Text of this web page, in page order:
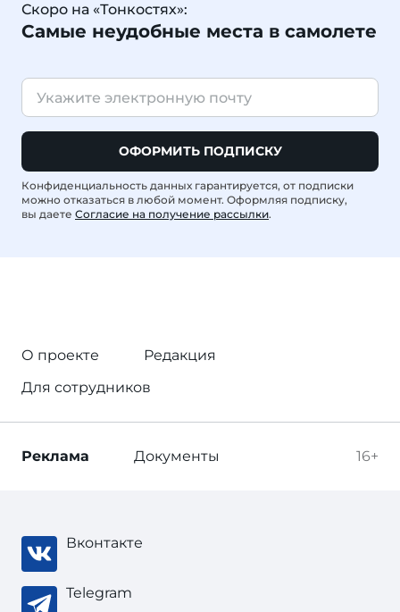
Скоро на «Тонкостях»:
Самые неудобные места в самолете
ОФОРМИТЬ ПОДПИСКУ
Конфиденциальность данных гарантируется, от подписки
можно отказаться в любой момент. Оформляя подписку,
вы даете Согласие на получение рассылки.
О проекте
Редакция
Для сотрудников
16+
Реклама Документы
Вконтакте
Telegram